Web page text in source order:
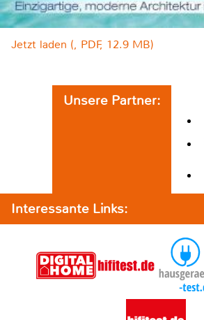
Jetzt laden (, PDF, 12.9 MB)
Unsere Partner:
Interessante Links: